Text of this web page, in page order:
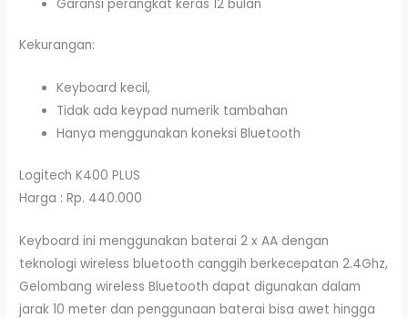
Garansi perangkat keras 12 bulan
Kekurangan:
Keyboard kecil,
Tidak ada keypad numerik tambahan
Hanya menggunakan koneksi Bluetooth
Logitech K400 PLUS
Harga : Rp. 440.000
Keyboard ini menggunakan baterai 2 x AA dengan
teknologi wireless bluetooth canggih berkecepatan 2.4Ghz,
Gelombang wireless Bluetooth dapat digunakan dalam
jarak 10 meter dan penggunaan baterai bisa awet hingga